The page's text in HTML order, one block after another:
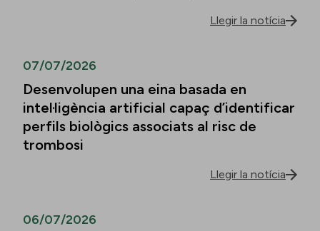
Llegir la notícia
07/07/2026
Desenvolupen una eina basada en
intel·ligència artificial capaç d’identificar
perfils biològics associats al risc de
trombosi
Llegir la notícia
06/07/2026